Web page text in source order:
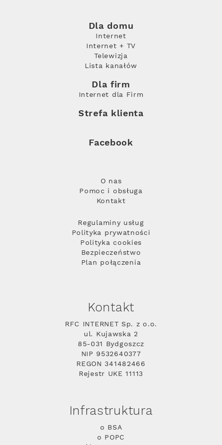
Dla domu
Internet
Internet + TV
Telewizja
Lista kanałów
Dla firm
Internet dla Firm
Strefa klienta
Facebook
O nas
Pomoc i obsługa
Kontakt
Regulaminy usług
Polityka prywatności
Polityka cookies
Bezpieczeństwo
Plan połączenia
Kontakt
RFC INTERNET Sp. z o.o.
ul. Kujawska 2
85-031 Bydgoszcz
NIP 9532640377
REGON 341482466
Rejestr UKE 11113
Infrastruktura
o BSA
o POPC